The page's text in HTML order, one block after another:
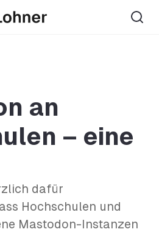
an
– eine
dafür
Hochschulen und
Mastodon-Instanzen